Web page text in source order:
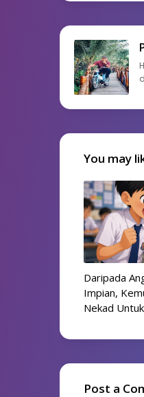
You may
Daripada
Impian,
Nekad
Post a